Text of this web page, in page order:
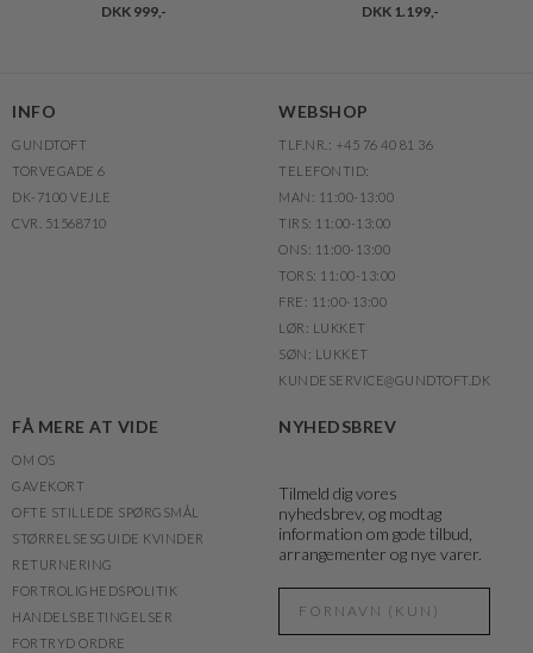
DKK 999,-
DKK 1.199,-
INFO
GUNDTOFT
TORVEGADE 6
DK-7100 VEJLE
CVR. 51568710
WEBSHOP
TLF.NR.: +45 76 40 81 36
TELEFONTID:
MAN: 11:00-13:00
TIRS: 11:00-13:00
ONS: 11:00-13:00
TORS: 11:00-13:00
FRE: 11:00-13:00
LØR: LUKKET
SØN: LUKKET
KUNDESERVICE@GUNDTOFT.DK
FÅ MERE AT VIDE
OM OS
GAVEKORT
OFTE STILLEDE SPØRGSMÅL
STØRRELSESGUIDE KVINDER
RETURNERING
FORTROLIGHEDSPOLITIK
HANDELSBETINGELSER
FORTRYD ORDRE
NYHEDSBREV
Tilmeld dig vores
nyhedsbrev, og modtag
information om gode tilbud,
arrangementer og nye varer.